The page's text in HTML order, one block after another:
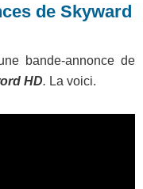
de Skyward
bande-annonce de
HD. La voici.